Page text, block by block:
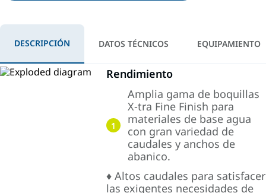
DESCRIPCIÓN DATOS TÉCNICOS EQUIPAMIENTO
Rendimiento
1
Amplia gama de boquillas
X-tra Fine Finish para
materiales de base agua
con gran variedad de
caudales y anchos de
abanico.
♦ Altos caudales para satisfacer
las exigentes necesidades de